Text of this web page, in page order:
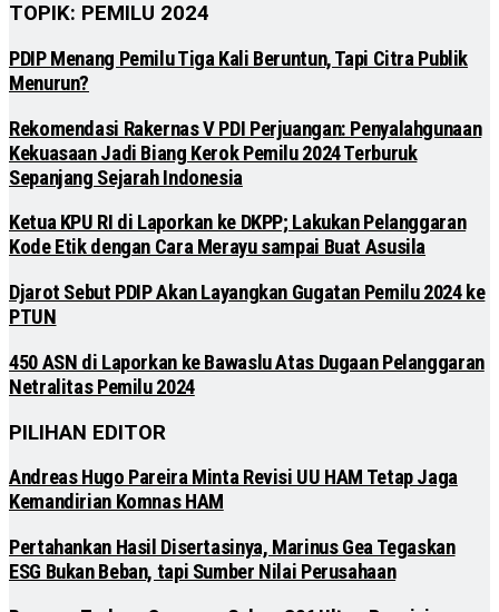
TOPIK: PEMILU 2024
PDIP Menang Pemilu Tiga Kali Beruntun, Tapi Citra Publik
Menurun?
Rekomendasi Rakernas V PDI Perjuangan: Penyalahgunaan
Kekuasaan Jadi Biang Kerok Pemilu 2024 Terburuk
Sepanjang Sejarah Indonesia
Ketua KPU RI di Laporkan ke DKPP; Lakukan Pelanggaran
Kode Etik dengan Cara Merayu sampai Buat Asusila
Djarot Sebut PDIP Akan Layangkan Gugatan Pemilu 2024 ke
PTUN
450 ASN di Laporkan ke Bawaslu Atas Dugaan Pelanggaran
Netralitas Pemilu 2024
PILIHAN EDITOR
Andreas Hugo Pareira Minta Revisi UU HAM Tetap Jaga
Kemandirian Komnas HAM
Pertahankan Hasil Disertasinya, Marinus Gea Tegaskan
ESG Bukan Beban, tapi Sumber Nilai Perusahaan